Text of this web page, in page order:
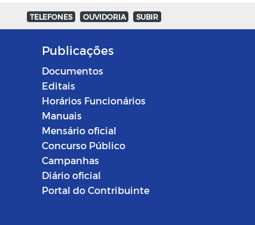
foram
divulgadas
TELEFONES OUVIDORIA SUBIR
Publicações
Documentos
Editais
Horários Funcionários
Manuais
Mensário oficial
Concurso Público
Campanhas
Diário oficial
Portal do Contribuinte